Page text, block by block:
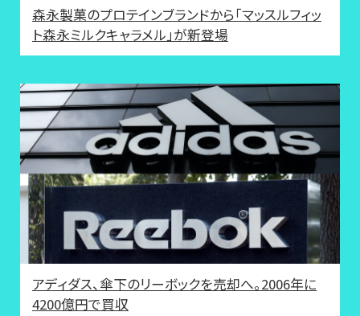
森永製菓のプロテインブランドから「マッスルフィッ
ト森永ミルクキャラメル」が新登場
アディダス、傘下のリーボックを売却へ。2006年に
4200億円で買収